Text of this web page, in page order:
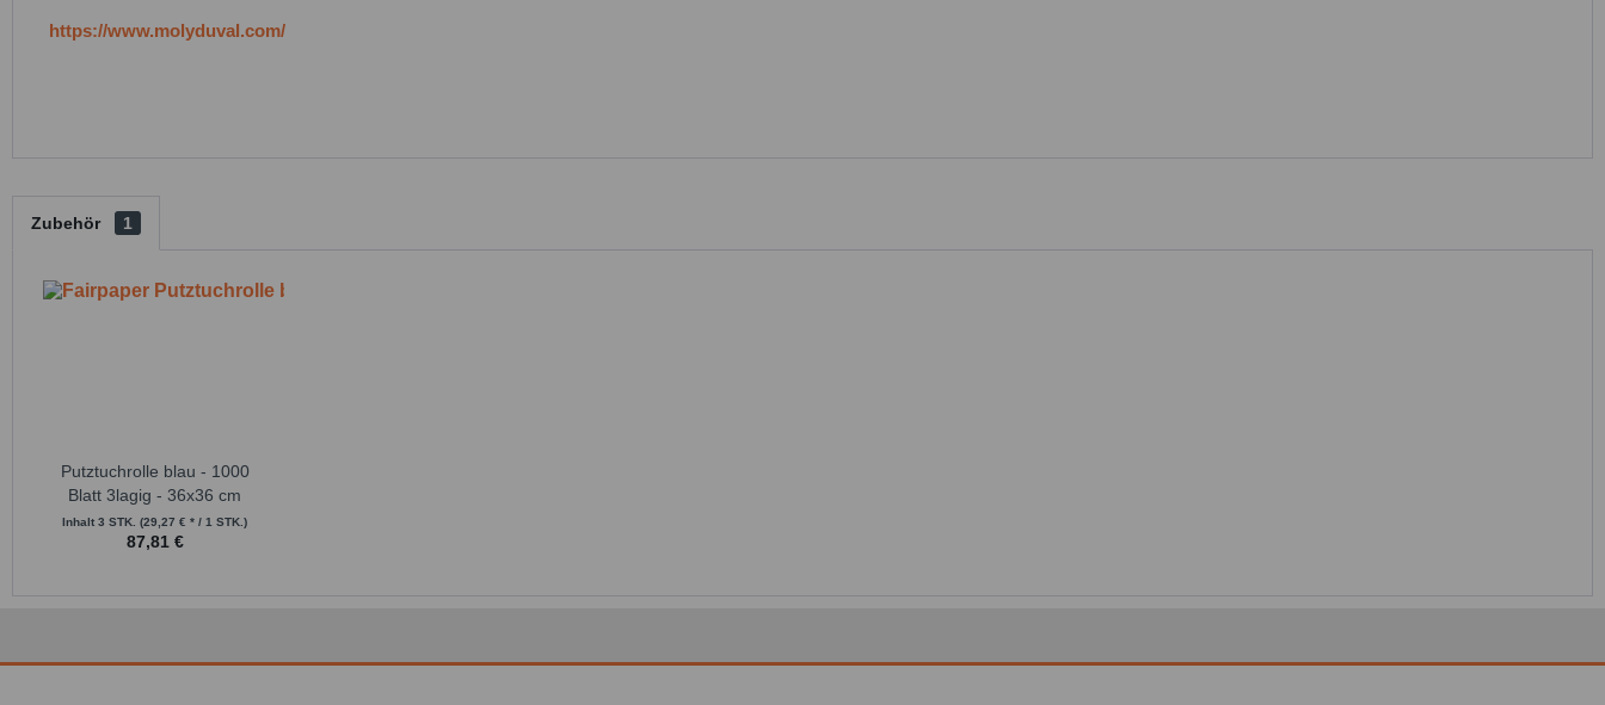
https://www.molyduval.com/
Zubehör 1
Putztuchrolle blau - 1000
Blatt 3lagig - 36x36 cm
Inhalt 3 STK. (29,27 € * / 1 STK.)
87,81 €